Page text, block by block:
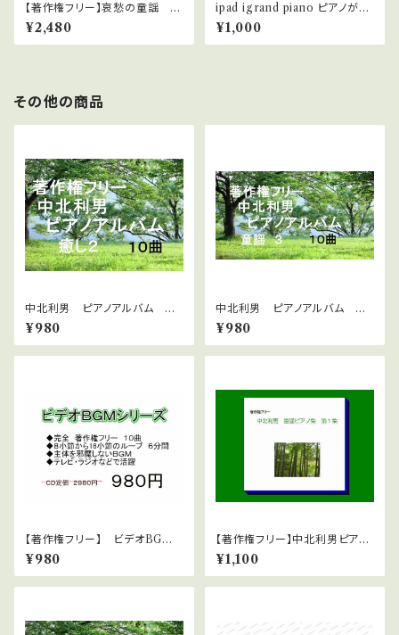
【著作権フリー】哀愁の童謡 ピ
アノアレンジ集ダウンロード
版 WAVファイル
¥2,480
ipad igrand piano ピアノが唄
う童謡 WAVファイル
¥1,000
その他の商品
中北利男 ピアノアルバム 癒
し2
¥980
中北利男 ピアノアルバム 童
謡 3
¥980
【著作権フリー】 ビデオBGM
シリーズ No.31 不思議な空
間
¥980
【著作権フリー】中北利男ピアノ
アレンジ 童謡集 第一集 WA
Vファイル
¥1,100